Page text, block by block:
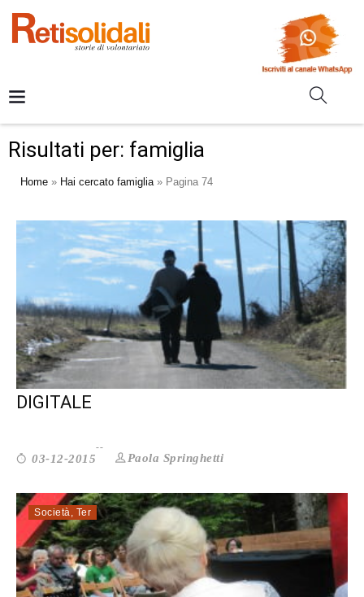
Risultati per: famiglia
Home » Hai cercato famiglia » Pagina 74
IDEE E PROPOSTE PER IL WELFARE
DIGITALE
03-12-2015 Paola Springhetti
Società Ter